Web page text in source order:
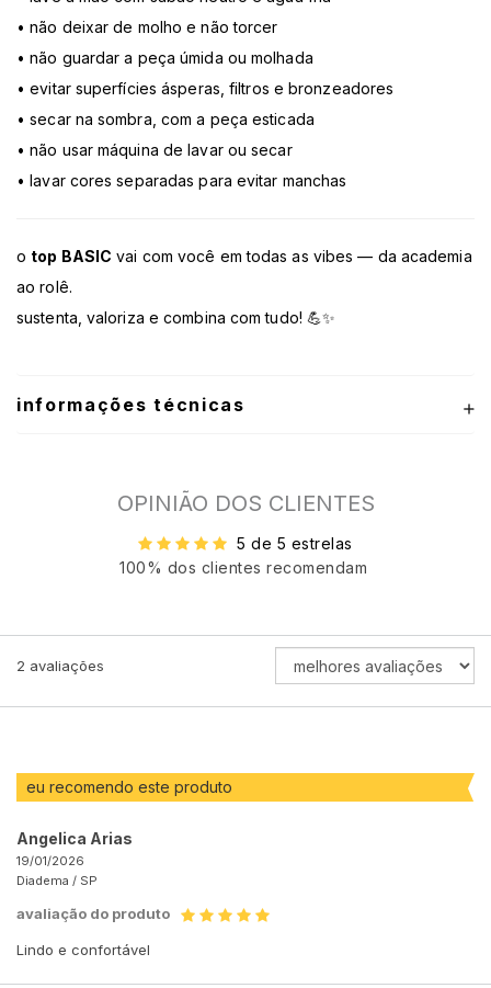
• não deixar de molho e não torcer
• não guardar a peça úmida ou molhada
• evitar superfícies ásperas, filtros e bronzeadores
• secar na sombra, com a peça esticada
• não usar máquina de lavar ou secar
• lavar cores separadas para evitar manchas
o top BASIC vai com você em todas as vibes — da academia
ao rolê.
sustenta, valoriza e combina com tudo! 💪✨
informações técnicas
OPINIÃO DOS CLIENTES
5 de 5 estrelas
100% dos clientes recomendam
2 avaliações
ORDENAR
AVALIAÇÕES
eu recomendo este produto
Angelica Arias
19/01/2026
Diadema / SP
avaliação do produto
Lindo e confortável